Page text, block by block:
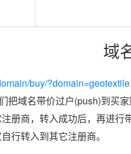
域
buy/
域名带价过户(push)到买
册商，转入成功后，再进行
行转入到其它注册商。